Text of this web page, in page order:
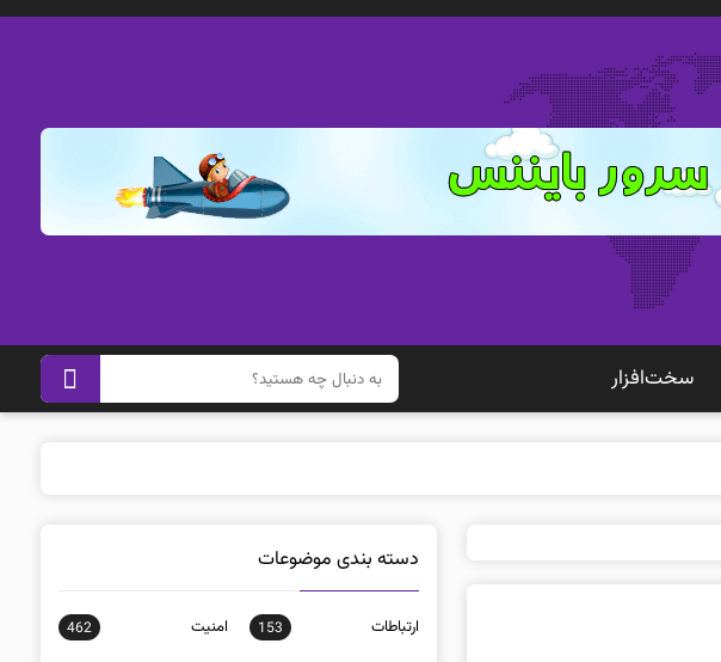
سخت‌افزار
دسته بندی موضوعات
ارتباطات 153 امنيت 462